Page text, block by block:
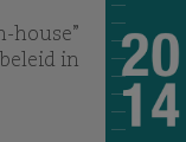
house”
in